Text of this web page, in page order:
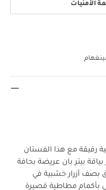
الأمنيات
رقيقة مع هذا الفستان
بيتر بان عريضة بحافة
أزرار خشبية في
بأكمام مطاطية قصيرة